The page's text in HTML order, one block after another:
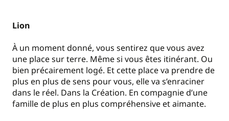
Lion
À un moment donné, vous sentirez que vous avez
une place sur terre. Même si vous êtes itinérant. Ou
bien précairement logé. Et cette place va prendre de
plus en plus de sens pour vous, elle va s’enraciner
dans le réel. Dans la Création. En compagnie d’une
famille de plus en plus compréhensive et aimante.